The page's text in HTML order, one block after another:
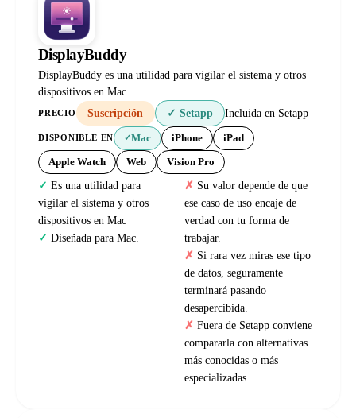
DisplayBuddy
DisplayBuddy es una utilidad para vigilar el sistema y otros
dispositivos en Mac.
PRECIO Suscripción ✓ Setapp Incluida en Setapp
DISPONIBLE EN ✓Mac iPhone iPad
Apple Watch Web Vision Pro
Es una utilidad para
vigilar el sistema y otros
dispositivos en Mac
Diseñada para Mac.
Su valor depende de que
ese caso de uso encaje de
verdad con tu forma de
trabajar.
Si rara vez miras ese tipo
de datos, seguramente
terminará pasando
desapercibida.
Fuera de Setapp conviene
compararla con alternativas
más conocidas o más
especializadas.